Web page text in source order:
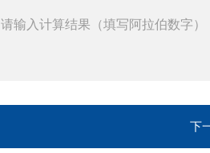
请输入计算结果（填写阿拉伯数字）
下